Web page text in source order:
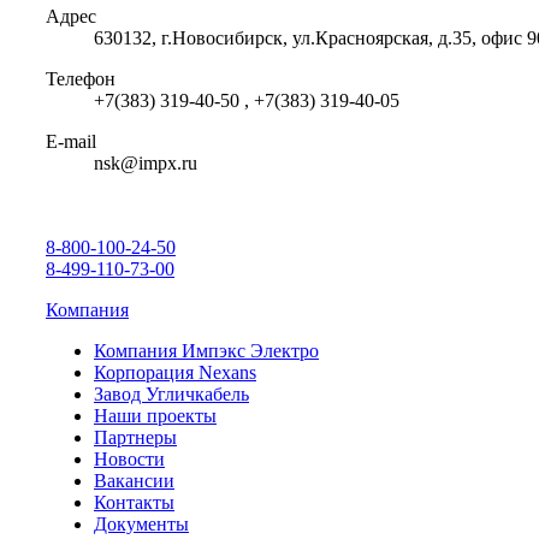
Адрес
630132, г.Новосибирск, ул.Красноярская, д.35, офис
Телефон
+7(383) 319-40-50 , +7(383) 319-40-05
E-mail
nsk@impx.ru
8-800-100-24-50
8-499-110-73-00
Компания
Компания Импэкс Электро
Корпорация Nexans
Завод Угличкабель
Наши проекты
Партнеры
Новости
Вакансии
Контакты
Документы